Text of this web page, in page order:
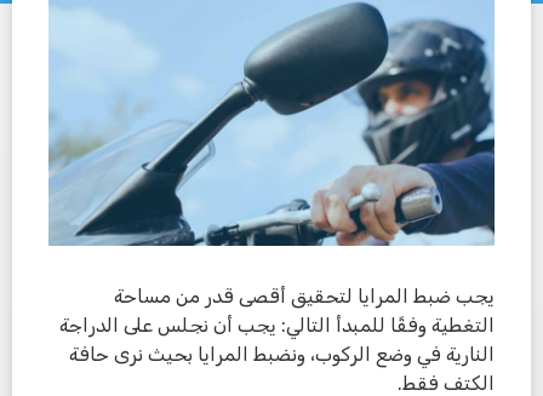
يجب ضبط المرايا لتحقيق أقصى قدر من مساحة
التغطية وفقًا للمبدأ التالي: يجب أن نجلس على الدراجة
النارية في وضع الركوب، ونضبط المرايا بحيث نرى حافة
الكتف فقط.